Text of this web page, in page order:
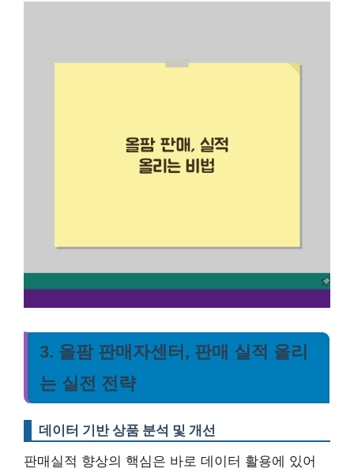
3. 올팜 판매자센터, 판매 실적 올리
는 실전 전략
데이터 기반 상품 분석 및 개선
판매실적 향상의 핵심은 바로 데이터 활용에 있어